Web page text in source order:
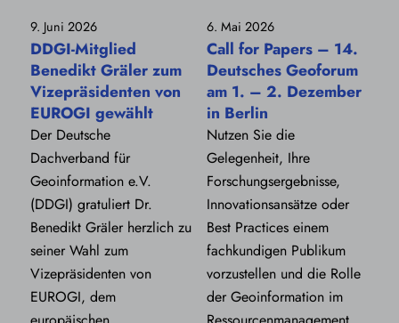
DDGI-Mitglied
Benedikt Gräler zum
Vizepräsidenten von
EUROGI gewählt
9. Juni 2026
Der Deutsche
Dachverband für
Geoinformation e.V.
(DDGI) gratuliert Dr.
Benedikt Gräler herzlich zu
seiner Wahl zum
Vizepräsidenten von
EUROGI, dem
Call for Papers – 14.
Deutsches Geoforum
am 1. – 2. Dezember
in Berlin
6. Mai 2026
Nutzen Sie die
Gelegenheit, Ihre
Forschungsergebnisse,
Innovationsansätze oder
Best Practices einem
fachkundigen Publikum
vorzustellen und die Rolle
der Geoinformation im